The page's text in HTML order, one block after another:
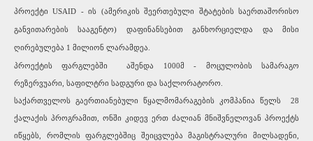
პროექტიUSAID - ის (ამერიკის შეერთებული შტატების საერთაშორისო
განვითარების სააგენტო) დაფინანსებით განხორციელდა და მისი
ღირებულება 1 მილიონ ლარამდეა.
პროექტის ფარგლებში აშენდა 1000მ - მოცულობის სამარაგო
რეზერვუარი, საფილტრი სადგური და საქლორატორო.
საქართველოს გაერთიანებული წყალმომარაგების კომპანია წელს 28
ქალაქის პროგრამით, ონში კიდევ ერთ ძალიან მნიშვნელოვან პროექტს
იწყებს, რომლის ფარგლებშიც შეიცვლება მაგისტრალური მილსადენი,